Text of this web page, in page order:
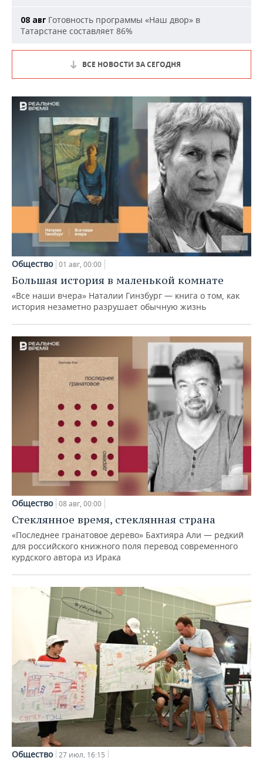
08 авг Готовность программы «Наш двор» в
Татарстане составляет 86%
ВСЕ НОВОСТИ ЗА СЕГОДНЯ
Общество 01 авг, 00:00
Большая история в маленькой комнате
«Все наши вчера» Наталии Гинзбург — книга о том, как
история незаметно разрушает обычную жизнь
Общество 08 авг, 00:00
Стеклянное время, стеклянная страна
«Последнее гранатовое дерево» Бахтияра Али — редкий
для российского книжного поля перевод современного
курдского автора из Ирака
Общество 27 июл, 16:15